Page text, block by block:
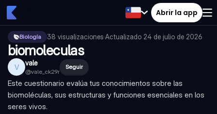
Abrir la app
Biología 38 visualizaciones·Actualizado 24 de julio de 2026
biomoleculas
V vale
@vale_ck29r
Seguir
Este cuestionario evalúa tus conocimientos sobre las
biomoléculas, sus estructuras y funciones esenciales en los
seres vivos.